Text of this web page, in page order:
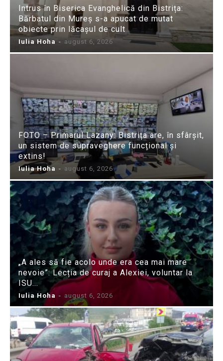
Intrus în Biserica Evanghelică din Bistrița:
Bărbatul din Mureș s-a apucat de mutat
obiecte prin lăcașul de cult
Iulia Hoha - august 6, 2026
FOTO – Primarul Lazany: Bistrița are, în sfârșit,
un sistem de supraveghere funcțional și
extins!
Iulia Hoha - august 6, 2026
„A ales să fie acolo unde era cea mai mare
nevoie”: Lecția de curaj a Alexiei, voluntar la
ISU...
Iulia Hoha - august 6, 2026